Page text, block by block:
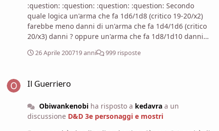
:question: :question: :question: :question: Secondo
quale logica un'arma che fa 1d6/1d8 (critico 19-20/x2)
farebbe meno danni di un'arma che fa 1d4/1d6 (critico
20/x3) danni ? oppure un'arma che fa 1d8/1d10 danni
1d6/1d8 (critico 20/x3) danni?
26 Aprile 200719 anni 999 risposte
Il Guerriero
Obiwankenobiha risposto a kedavraa un
discussione D&D 3e personaggi e mostri